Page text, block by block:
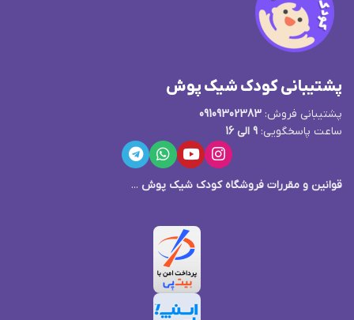
پشتیبانی کودک شیک پوش
پشتیبانی فروش: 09109302383
ساعت پاسخگویی: 9 الی 16
قوانین و مقررات فروشگاه کودک شیک پوش ...